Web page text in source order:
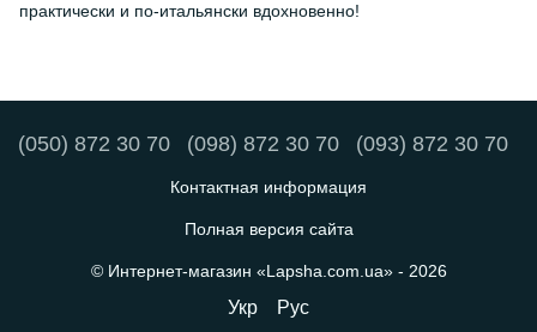
практически и по-итальянски вдохновенно!
(050) 872 30 70 (098) 872 30 70 (093) 872 30 70
Контактная информация
Полная версия сайта
© Интернет-магазин «Lapsha.com.ua» - 2026
Укр Рус